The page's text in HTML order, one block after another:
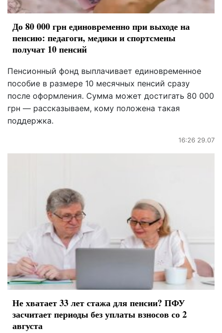
До 80 000 грн единовременно при выходе на
пенсию: педагоги, медики и спортсмены
получат 10 пенсий
Пенсионный фонд выплачивает единовременное
пособие в размере 10 месячных пенсий сразу
после оформления. Сумма может достигать 80 000
грн — рассказываем, кому положена такая
поддержка.
16:26 29.07
Не хватает 33 лет стажа для пенсии? ПФУ
засчитает периоды без уплаты взносов со 2
августа